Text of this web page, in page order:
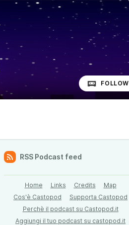
FOLLOW
RSS Podcast feed
Home Links Credits
Map
Cos'è Castopod
Supporta Castopod
Perchè il podcast su Castopod.it
Aggiungi il tuo podcast su castopod.it